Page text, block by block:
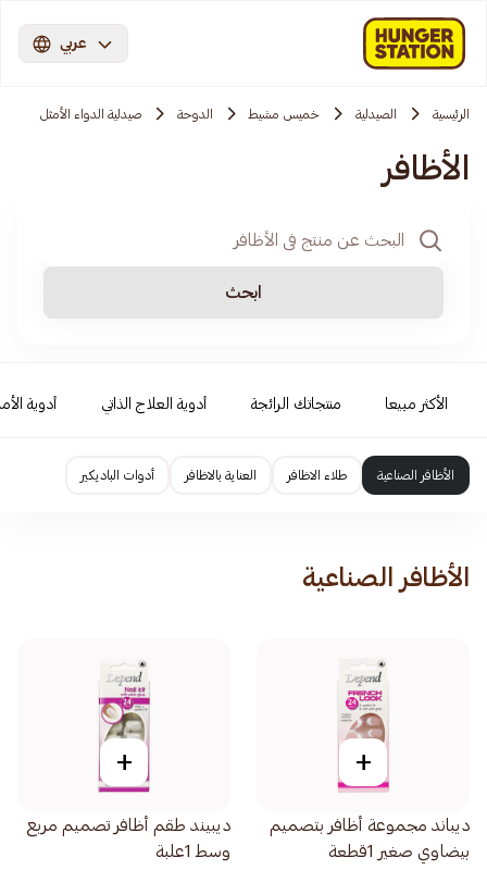
عربي
الرئيسية الصيدلية خميس مشيط الدوحة صيدلية الدواء الأمثل
الأظافر
ابحث
الأكثر مبيعا منتجاتك الرائجة أدوية العلاج الذاتي أدوية
الأظافر الصناعية طلاء الاظافر العناية بالاظافر أدوات الباديكير
الأظافر الصناعية
+
ديباند مجموعة أظافر بتصميم
بيضاوي صغير 1قطعة
+
ديبيند طقم أظافر تصميم مربع
وسط 1علبة